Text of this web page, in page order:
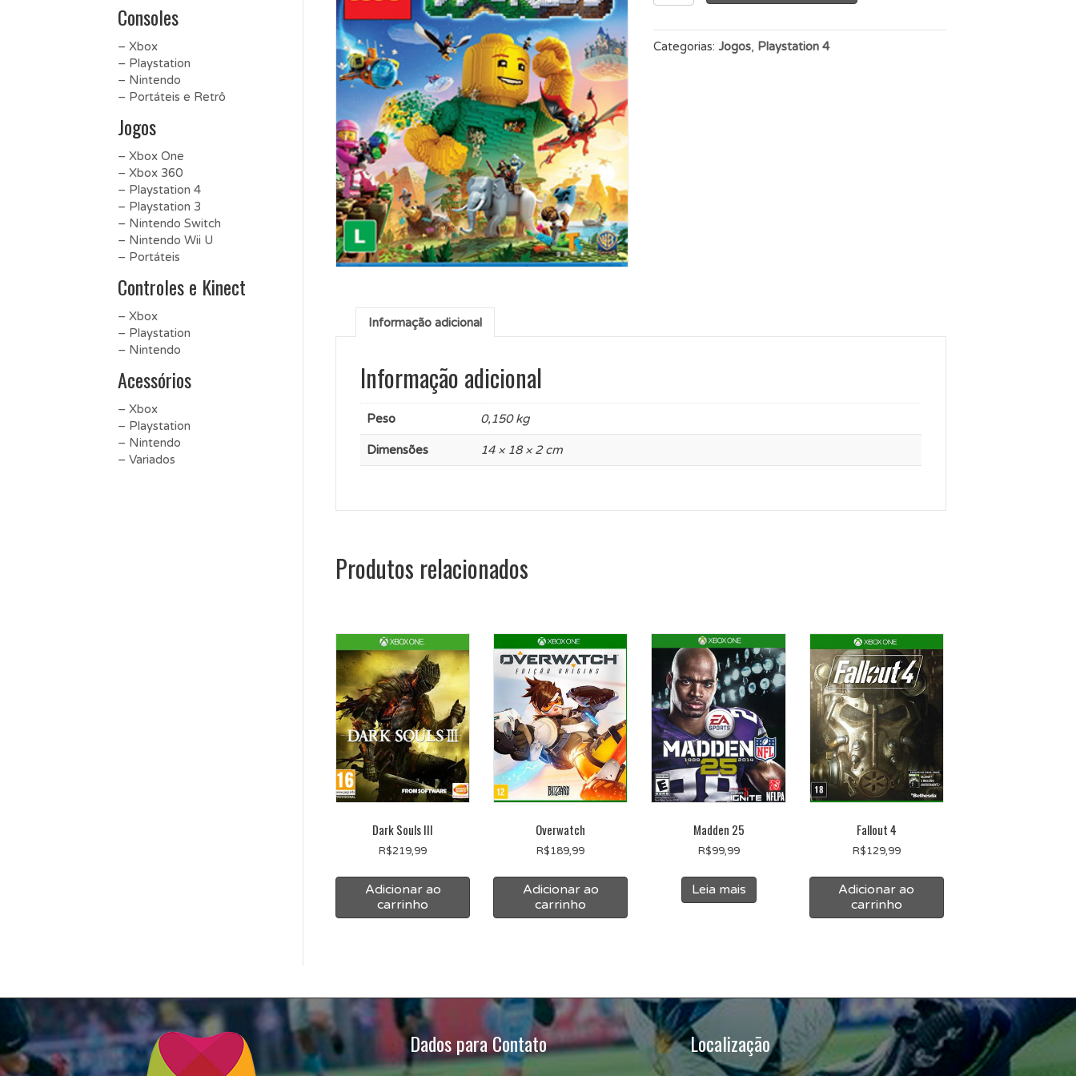
Categorias: Jogos, Playstation 4
Informação adicional
Informação adicional
Peso 0,150 kg
Dimensões 14 × 18 × 2 cm
Produtos relacionados
Dark Souls III
R$219,99
Adicionar ao
carrinho
Overwatch
R$189,99
Adicionar ao
carrinho
Madden 25
R$99,99
Leia mais
Fallout 4
R$129,99
Adicionar ao
carrinho
Consoles
– Xbox
– Playstation
– Nintendo
– Portáteis e Retrô
Jogos
– Xbox One
– Xbox 360
– Playstation 4
– Playstation 3
– Nintendo Switch
– Nintendo Wii U
– Portáteis
Controles e Kinect
– Xbox
– Playstation
– Nintendo
Acessórios
– Xbox
– Playstation
– Nintendo
– Variados
Dados para Contato Localização